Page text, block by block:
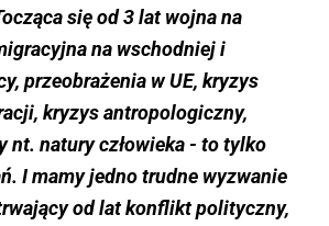
się od 3 lat wojna na
na wschodniej i
przeobrażenia w UE, kryzys
kryzys antropologiczny,
nt. natury człowieka - to tylko
I mamy jedno trudne wyzwanie
od lat konflikt polityczny,